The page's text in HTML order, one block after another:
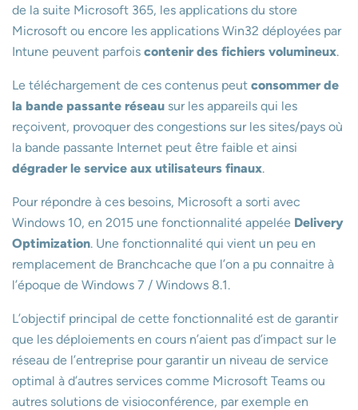
de la suite Microsoft 365, les applications du store
Microsoft ou encore les applications Win32 déployées par
Intune peuvent parfois contenir des fichiers volumineux.
Le téléchargement de ces contenus peut consommer de
la bande passante réseau sur les appareils qui les
reçoivent, provoquer des congestions sur les sites/pays où
la bande passante Internet peut être faible et ainsi
dégrader le service aux utilisateurs finaux.
Pour répondre à ces besoins, Microsoft a sorti avec
Windows 10, en 2015 une fonctionnalité appelée Delivery
Optimization. Une fonctionnalité qui vient un peu en
remplacement de Branchcache que l’on a pu connaitre à
l’époque de Windows 7 / Windows 8.1.
L’objectif principal de cette fonctionnalité est de garantir
que les déploiements en cours n’aient pas d’impact sur le
réseau de l’entreprise pour garantir un niveau de service
optimal à d’autres services comme Microsoft Teams ou
autres solutions de visioconférence, par exemple en